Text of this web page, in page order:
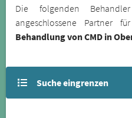
Die folgenden
angeschlossene Partner
Behandlung von CMD in
Suche eingrenzen